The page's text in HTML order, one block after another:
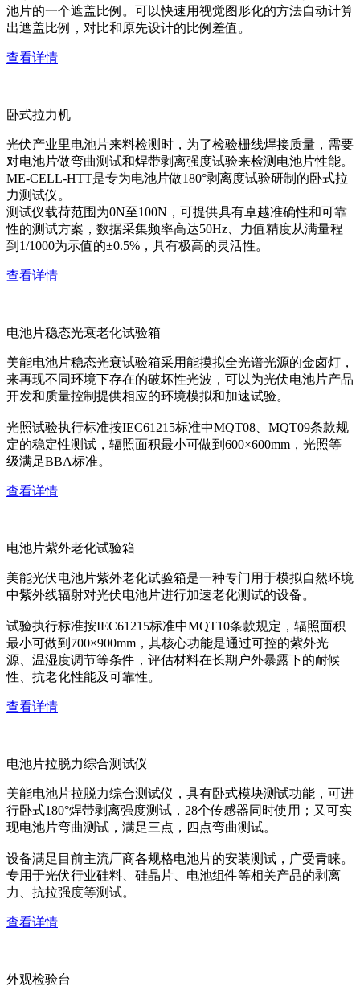
池片的一个遮盖比例。可以快速用视觉图形化的方法自动计算
出遮盖比例，对比和原先设计的比例差值。
查看详情
卧式拉力机
光伏产业里电池片来料检测时，为了检验栅线焊接质量，需要
对电池片做弯曲测试和焊带剥离强度试验来检测电池片性能。
ME-CELL-HTT是专为电池片做180°剥离度试验研制的卧式拉
力测试仪。
测试仪载荷范围为0N至100N，可提供具有卓越准确性和可靠
性的测试方案，数据采集频率高达50Hz、力值精度从满量程
到1/1000为示值的±0.5%，具有极高的灵活性。
查看详情
电池片稳态光衰老化试验箱
美能电池片稳态光衰试验箱采用能摸拟全光谱光源的金卤灯，
来再现不同环境下存在的破坏性光波，可以为光伏电池片产品
开发和质量控制提供相应的环境模拟和加速试验。
光照试验执行标准按IEC61215标准中MQT08、MQT09条款规
定的稳定性测试，辐照面积最小可做到600×600mm，光照等
级满足BBA标准。
查看详情
电池片紫外老化试验箱
美能光伏电池片紫外老化试验箱是一种专门用于模拟自然环境
中紫外线辐射对光伏电池片进行加速老化测试的设备。
试验执行标准按IEC61215标准中MQT10条款规定，辐照面积
最小可做到700×900mm，其核心功能是通过可控的紫外光
源、温湿度调节等条件，评估材料在长期户外暴露下的耐候
性、抗老化性能及可靠性。
查看详情
电池片拉脱力综合测试仪
美能电池片拉脱力综合测试仪，具有卧式模块测试功能，可进
行卧式180°焊带剥离强度测试，28个传感器同时使用；又可实
现电池片弯曲测试，满足三点，四点弯曲测试。
设备满足目前主流厂商各规格电池片的安装测试，广受青睐。
专用于光伏行业硅料、硅晶片、电池组件等相关产品的剥离
力、抗拉强度等测试。
查看详情
外观检验台